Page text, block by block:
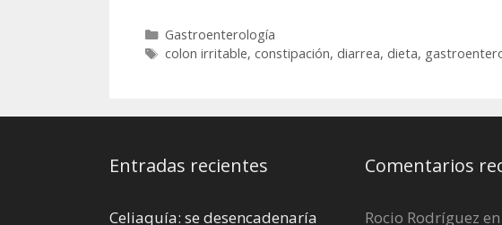
Categorías
Gastroenterología
Etiquetas
colon irritable, constipación, diarrea, dieta,
Entradas recientes
Celiaquía: se desencadenaría
Comentarios
Rocio Rodríguez en